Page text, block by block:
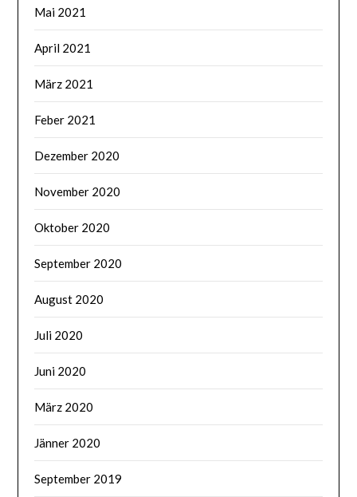
Mai 2021
April 2021
März 2021
Feber 2021
Dezember 2020
November 2020
Oktober 2020
September 2020
August 2020
Juli 2020
Juni 2020
März 2020
Jänner 2020
September 2019